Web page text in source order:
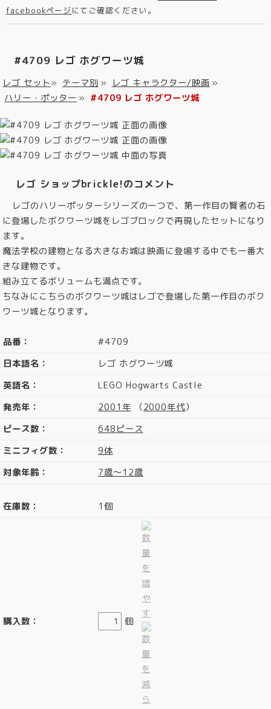
facebookページ にてご確認ください。
#4709 レゴ ホグワーツ城
レゴ セット» テーマ別 » レゴ キャラクター/映画 »
ハリー・ポッター » #4709 レゴ ホグワーツ城
レゴ ショップbrickle!のコメント
レゴのハリーポッターシリーズの一つで、第一作目の賢者の石
に登場したボクワーツ城をレゴブロックで再現したセットになり
ます。
魔法学校の建物となる大きなお城は映画に登場する中でも一番大
きな建物です。
組み立てるボリュームも満点です。
ちなみにこちらのボクワーツ城はレゴで登場した第一作目のボク
ワーツ城となります。
品番：
#4709
日本語名：
レゴ ホグワーツ城
英語名：
LEGO Hogwarts Castle
発売年：
2001年 （2000年代）
ピース数：
648ピース
ミニフィグ数：
9体
対象年齢：
7歳～12歳
在庫数： 1個
購入数： 個